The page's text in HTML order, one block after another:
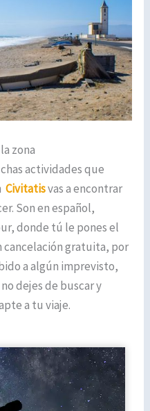
zona
actividades que
Civitatisvas a encontrar
Son en español,
donde tú le pones el
cancelación gratuita, por
a algún imprevisto,
dejes de buscar y
a tu viaje.